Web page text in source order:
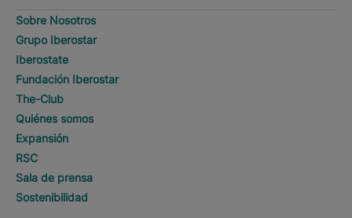
Sobre Nosotros
Grupo Iberostar
Iberostate
Fundación Iberostar
The-Club
Quiénes somos
Expansión
RSC
Sala de prensa
Sostenibilidad